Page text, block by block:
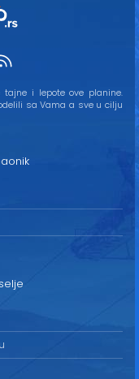
i lepote ove planine.
sa Vama a sve u cilju